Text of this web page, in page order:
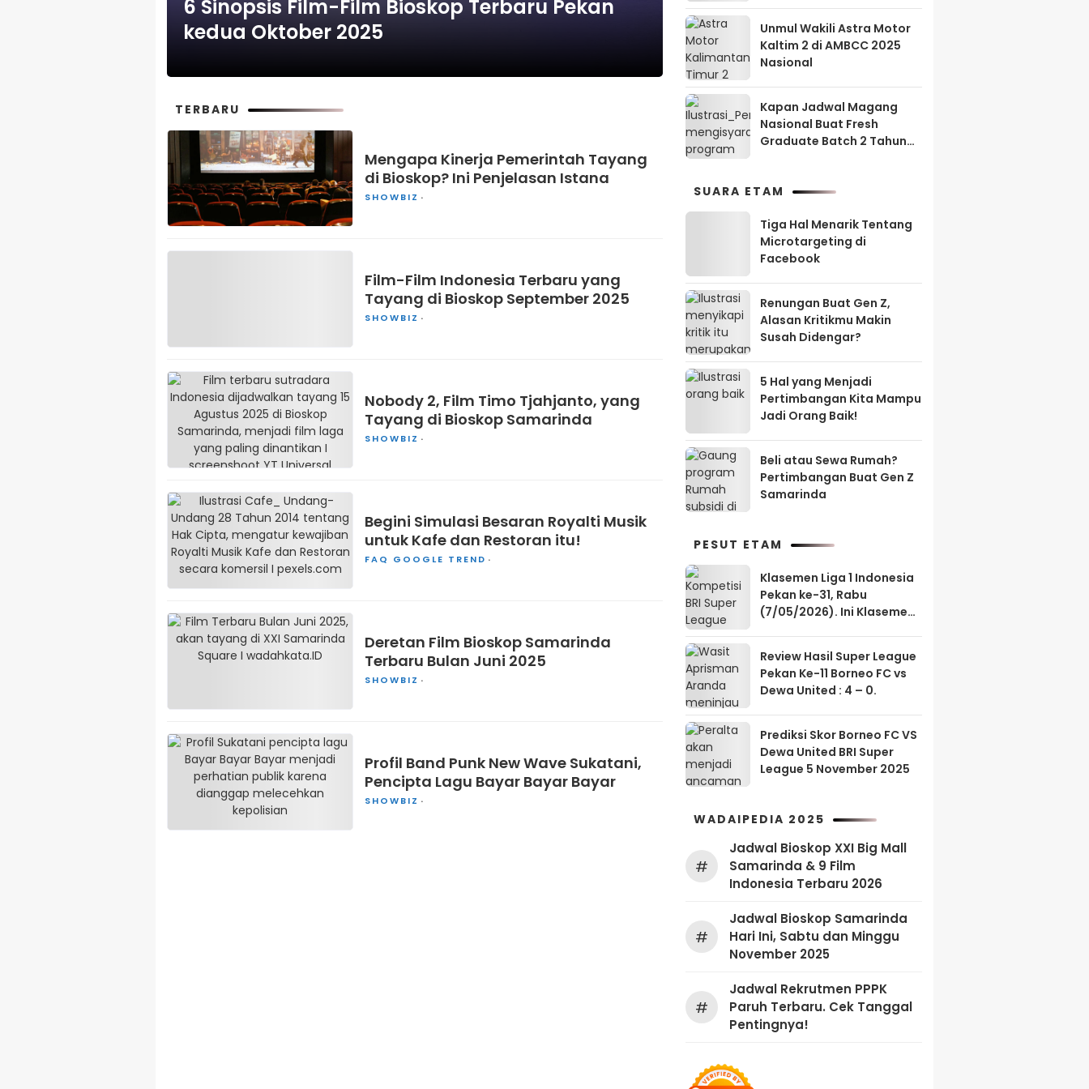
6 Sinopsis Film-Film Bioskop Terbaru Pekan
kedua Oktober 2025
TERBARU
Mengapa Kinerja Pemerintah Tayang
di Bioskop? Ini Penjelasan Istana
SHOWBIZ
Film-Film Indonesia Terbaru yang
Tayang di Bioskop September 2025
SHOWBIZ
Nobody 2, Film Timo Tjahjanto, yang
Tayang di Bioskop Samarinda
SHOWBIZ
Begini Simulasi Besaran Royalti Musik
untuk Kafe dan Restoran itu!
FAQ GOOGLE TREND
Deretan Film Bioskop Samarinda
Terbaru Bulan Juni 2025
SHOWBIZ
Profil Band Punk New Wave Sukatani,
Pencipta Lagu Bayar Bayar Bayar
SHOWBIZ
Unmul Wakili Astra Motor
Kaltim 2 di AMBCC 2025
Nasional
Kapan Jadwal Magang
Nasional Buat Fresh
Graduate Batch 2 Tahun
SUARA ETAM
Tiga Hal Menarik Tentang
Microtargeting di
Facebook
Renungan Buat Gen Z,
Alasan Kritikmu Makin
Susah Didengar?
5 Hal yang Menjadi
Pertimbangan Kita Mampu
Jadi Orang Baik!
Beli atau Sewa Rumah?
Pertimbangan Buat Gen Z
Samarinda
PESUT ETAM
Klasemen Liga 1 Indonesia
Pekan ke-31, Rabu
(7/05/2026). Ini Klasemen
Review Hasil Super League
Pekan Ke-11 Borneo FC vs
Dewa United : 4 – 0.
Prediksi Skor Borneo FC VS
Dewa United BRI Super
League 5 November 2025
WADAIPEDIA 2025
#
Jadwal Bioskop XXI Big Mall
Samarinda & 9 Film
Indonesia Terbaru 2026
#
Jadwal Bioskop Samarinda
Hari Ini, Sabtu dan Minggu
November 2025
#
Jadwal Rekrutmen PPPK
Paruh Terbaru. Cek Tanggal
Pentingnya!